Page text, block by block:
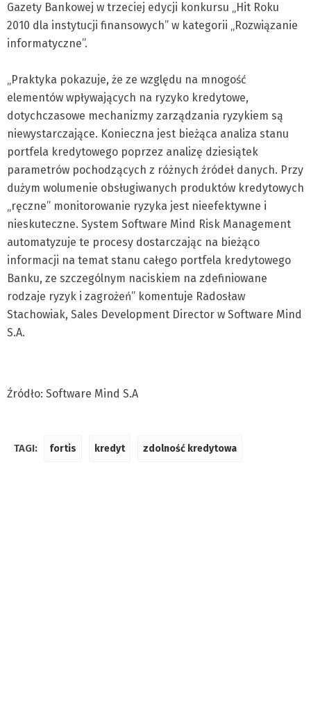
Gazety Bankowej w trzeciej edycji konkursu „Hit Roku
2010 dla instytucji finansowych” w kategorii „Rozwiązanie
informatyczne”.
„Praktyka pokazuje, że ze względu na mnogość
elementów wpływających na ryzyko kredytowe,
dotychczasowe mechanizmy zarządzania ryzykiem są
niewystarczające. Konieczna jest bieżąca analiza stanu
portfela kredytowego poprzez analizę dziesiątek
parametrów pochodzących z różnych źródeł danych. Przy
dużym wolumenie obsługiwanych produktów kredytowych
„ręczne” monitorowanie ryzyka jest nieefektywne i
nieskuteczne. System Software Mind Risk Management
automatyzuje te procesy dostarczając na bieżąco
informacji na temat stanu całego portfela kredytowego
Banku, ze szczególnym naciskiem na zdefiniowane
rodzaje ryzyk i zagrożeń” komentuje Radosław
Stachowiak, Sales Development Director w Software Mind
S.A.
Źródło: Software Mind S.A
TAGI: fortis kredyt zdolność kredytowa